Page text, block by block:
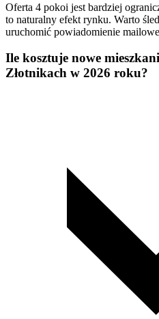
Oferta 4 pokoi jest bardziej
to naturalny efekt rynku. Warto
uruchomić powiadomienie
Ile kosztuje nowe
Złotnikach w 2026 roku?